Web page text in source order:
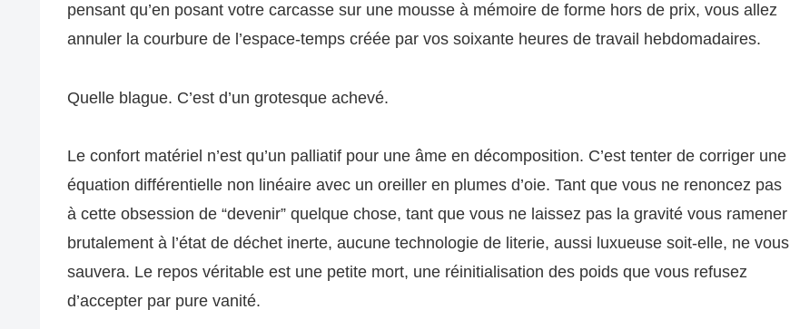
pensant qu’en posant votre carcasse sur une mousse à mémoire de forme hors de prix, vous allez
annuler la courbure de l’espace-temps créée par vos soixante heures de travail hebdomadaires.
Quelle blague. C’est d’un grotesque achevé.
Le confort matériel n’est qu’un palliatif pour une âme en décomposition. C’est tenter de corriger une
équation différentielle non linéaire avec un oreiller en plumes d’oie. Tant que vous ne renoncez pas
à cette obsession de “devenir” quelque chose, tant que vous ne laissez pas la gravité vous ramener
brutalement à l’état de déchet inerte, aucune technologie de literie, aussi luxueuse soit-elle, ne vous
sauvera. Le repos véritable est une petite mort, une réinitialisation des poids que vous refusez
d’accepter par pure vanité.